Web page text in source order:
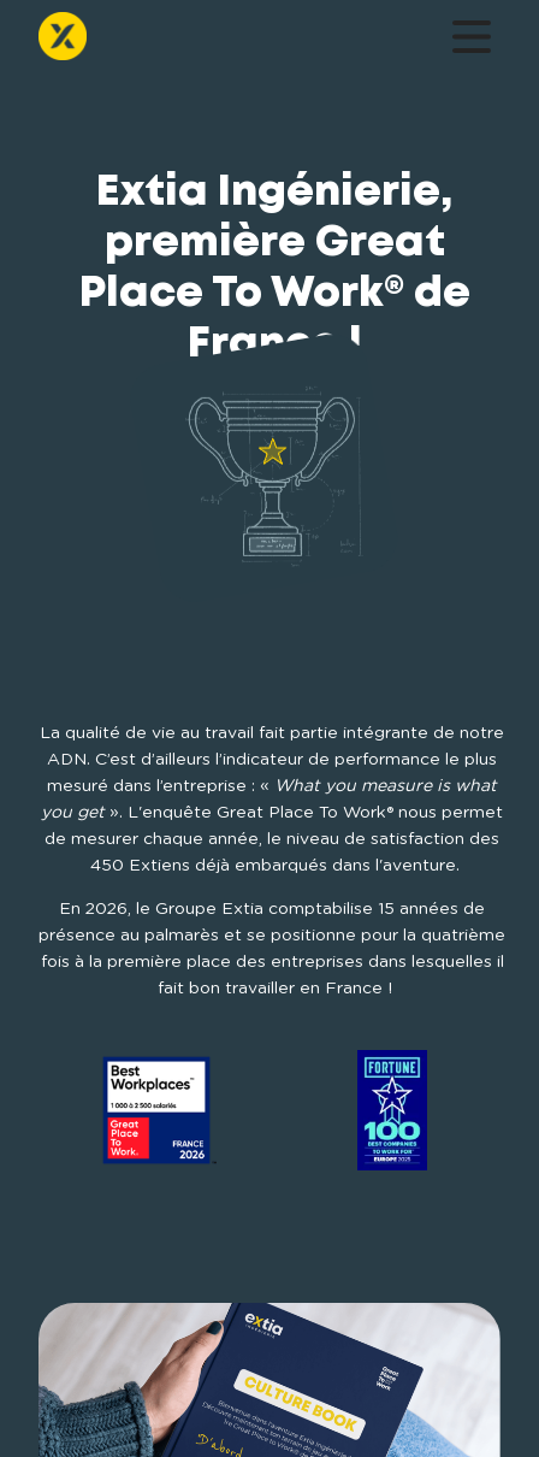
Extia Ingénierie,
première Great
Place To Work® de
France !
La qualité de vie au travail fait partie intégrante de notre
ADN. C’est d’ailleurs l’indicateur de performance le plus
mesuré dans l’entreprise : « What you measure is what
you get ». L'enquête Great Place To Work® nous permet
de mesurer chaque année, le niveau de satisfaction des
450 Extiens déjà embarqués dans l'aventure.
En 2026, le Groupe Extia comptabilise 15 années de
présence au palmarès et se positionne pour la quatrième
fois à la première place des entreprises dans lesquelles il
fait bon travailler en France !